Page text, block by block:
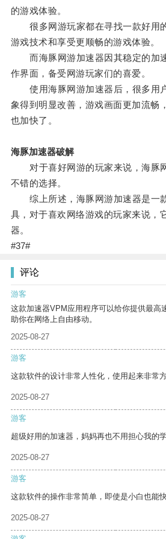
的游戏体验。
很多网游玩家都在寻找一款好用
游戏技术和享受更顺畅的游戏体验。
而海豚网游加速器因其稳定的加
作界面，备受网游玩家们的喜爱。
使用海豚网游加速器后，很多用
象得到明显改善，游戏画面更加流畅
也加快了。
海豚加速器破解
对于喜好网游的玩家来说，海豚
不错的选择。
综上所述，海豚网游加速器是一
具，对于喜欢网络游戏的玩家来说，
器。
#37#
评论
游客
这款加速器VPM应用程序可以给你提供最高
助你在网络上自由移动。
2025-08-27
游客
这款软件的设计非常人性化，使用起来非常方
2025-08-27
游客
超级好用的加速器，妈妈再也不用担心我的
2025-08-27
游客
这款软件的操作非常简单，即使是小白也能快
2025-08-27